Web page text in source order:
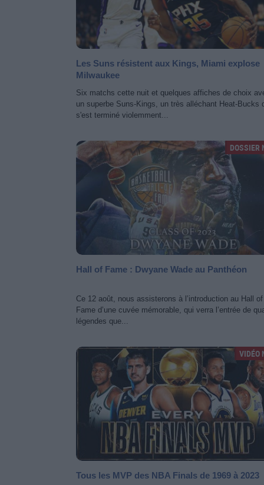
Les Suns résistent aux Kings, Miami explose
Milwaukee
Six matchs cette nuit et quelques affiches de choix
un superbe Suns-Kings, un très alléchant Heat-Bucks
s'est terminé violemment...
DOSSIER
Hall of Fame : Dwyane Wade au Panthéon
Ce 12 août, nous assisterons à l’introduction au Hall of
Fame d’une cuvée mémorable, qui verra l’entrée de
légendes que...
VIDÉO
Tous les MVP des NBA Finals de 1969 à 2023